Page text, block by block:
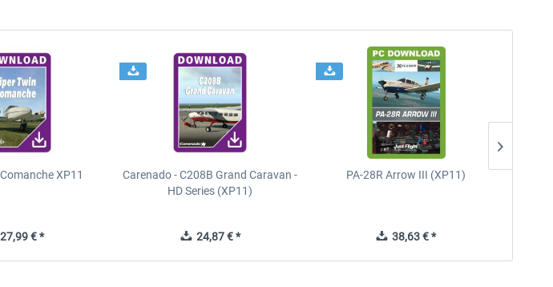
XP11
€ *
Carenado - C208B Grand Caravan -
HD Series (XP11)
24,87 € *
PA-28R Arrow III (XP11)
38,63 € *